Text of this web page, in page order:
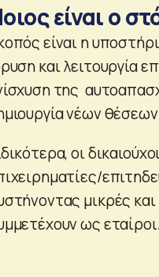
είναι ο
είναι η
και λειτουργία
της
νέων
οι
μικρές
ως